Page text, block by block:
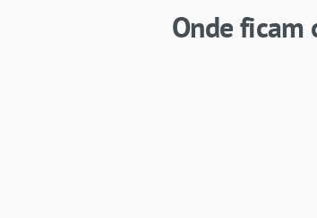
Onde ficam